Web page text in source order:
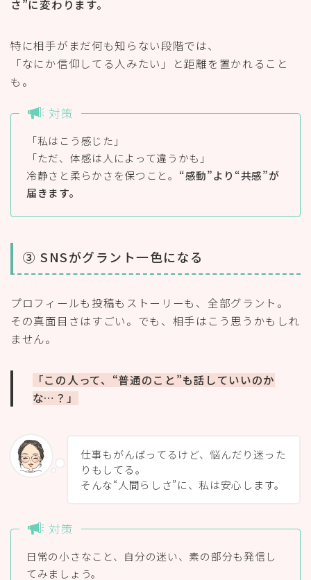
さ”に変わります。
特に相手がまだ何も知らない段階では、
「なにか信仰してる人みたい」と距離を置かれること
も。
対策
「私はこう感じた」
「ただ、体感は人によって違うかも」
冷静さと柔らかさを保つこと。 “感動”より“共感”が
届きます。
③ SNSがグラント一色になる
プロフィールも投稿もストーリーも、全部グラント。
その真面目さはすごい。でも、相手はこう思うかもしれ
ません。
「この人って、“普通のこと”も話していいのか
な…？」
仕事もがんばってるけど、悩んだり迷った
りもしてる。
そんな“人間らしさ”に、私は安心します。
対策
日常の小さなこと、自分の迷い、素の部分も発信し
てみましょう。